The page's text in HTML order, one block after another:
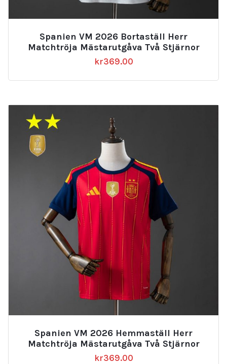
Spanien VM 2026 Bortaställ Herr
Matchtröja Mästarutgåva Två Stjärnor
kr369.00
Spanien VM 2026 Hemmaställ Herr
Matchtröja Mästarutgåva Två Stjärnor
kr369.00